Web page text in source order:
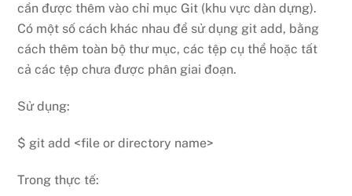
cần được thêm vào chỉ mục Git (khu vực dàn dựng).
Có một số cách khác nhau để sử dụng git add, bằng
cách thêm toàn bộ thư mục, các tệp cụ thể hoặc tất
cả các tệp chưa được phân giai đoạn.
Sử dụng:
$ git add <file or directory name>
Trong thực tế: